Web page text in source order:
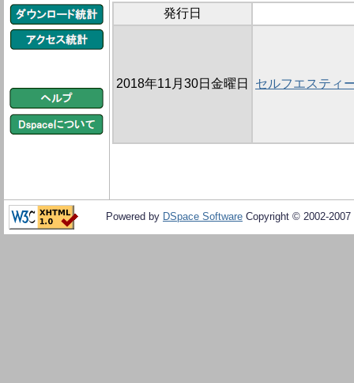
発行日
2018年11月30日金曜日 セルフエスティ
Powered by DSpace Software Copyright © 2002-2007